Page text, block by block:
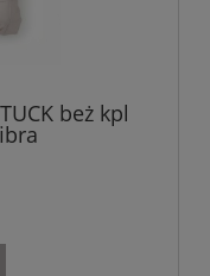
beż kpl